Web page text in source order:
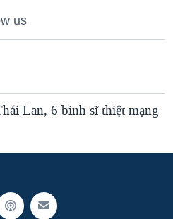
us
Lan, 6 binh sĩ thiệt mạng